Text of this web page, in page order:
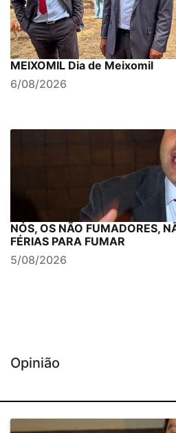
MEIXOMIL Dia de Meixomil
6/08/2026
NÓS, OS NÃO FUMADORES,
FÉRIAS PARA FUMAR
5/08/2026
Opinião